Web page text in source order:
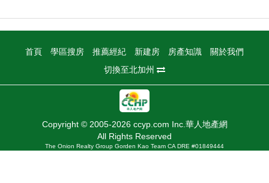
首頁 學區搜房 推薦經紀 新建房 房產知識
關於我們
切換至北加州
Copyright © 2005-2026 ccyp.com Inc.華人地產網
All Rights Reserved
The Onion Realty Group Gorden Kao Team CA DRE #01849444